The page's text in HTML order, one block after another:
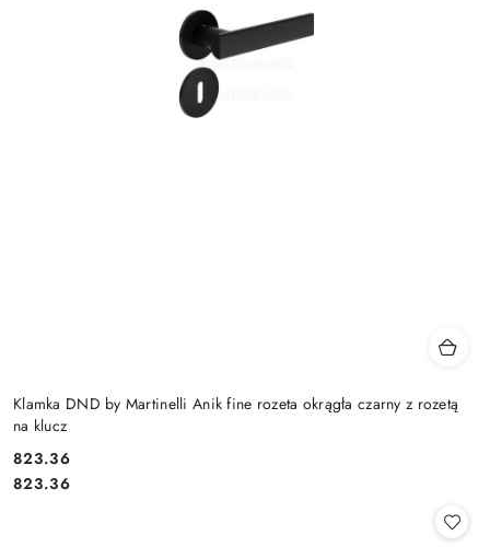
Klamka DND by Martinelli Anik fine rozeta okrągła czarny z rozetą
na klucz
Cena:
823.36
Cena:
823.36